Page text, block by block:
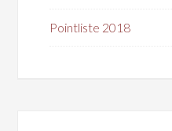
Pointliste 2018